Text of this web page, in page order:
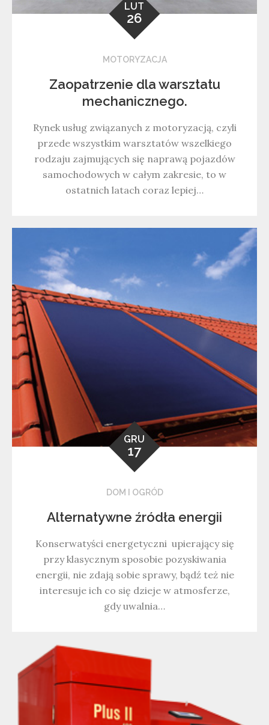
LUT
26
MOTORYZACJA
Zaopatrzenie dla warsztatu
mechanicznego.
Rynek usług związanych z motoryzacją, czyli
przede wszystkim warsztatów wszelkiego
rodzaju zajmujących się naprawą pojazdów
samochodowych w całym zakresie, to w
ostatnich latach coraz lepiej…
GRU
17
DOM I OGRÓD
Alternatywne źródła energii
Konserwatyści energetyczni upierający się
przy klasycznym sposobie pozyskiwania
energii, nie zdają sobie sprawy, bądź też nie
interesuje ich co się dzieje w atmosferze,
gdy uwalnia…